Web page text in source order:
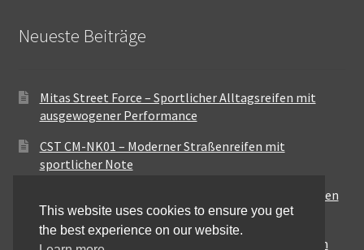
Neueste Beiträge
Mitas Street Force – Sportlicher Alltagsreifen mit
ausgewogener Performance
CST CM-NK01 – Moderner Straßenreifen mit
sportlicher Note
Maxxis MA-ST3 – Ausgewogener Sport-Touring-Reifen
für vielseitige Einsätze
Pirelli City Demon – Zuverlässigkeit für den urbanen
This website uses cookies to ensure you get
the best experience on our website.